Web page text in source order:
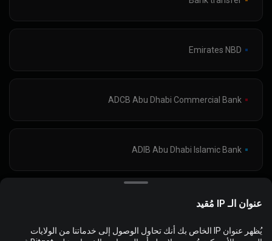
عنوان الـ IP مُقيد
يُظهر عنوان IP الخاص بك أنك تحاول الوصول إلى خدماتنا من الولايات